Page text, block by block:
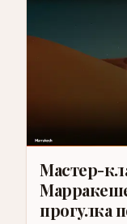
Мастер-
прогулка